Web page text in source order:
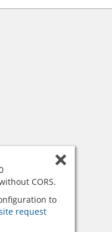
CORS.
to
request